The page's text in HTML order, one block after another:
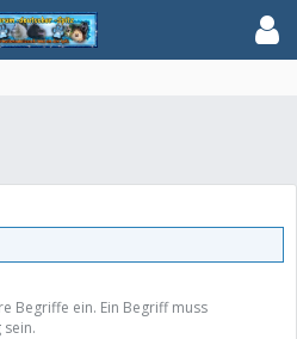
Begriffe ein. Ein Begriff muss